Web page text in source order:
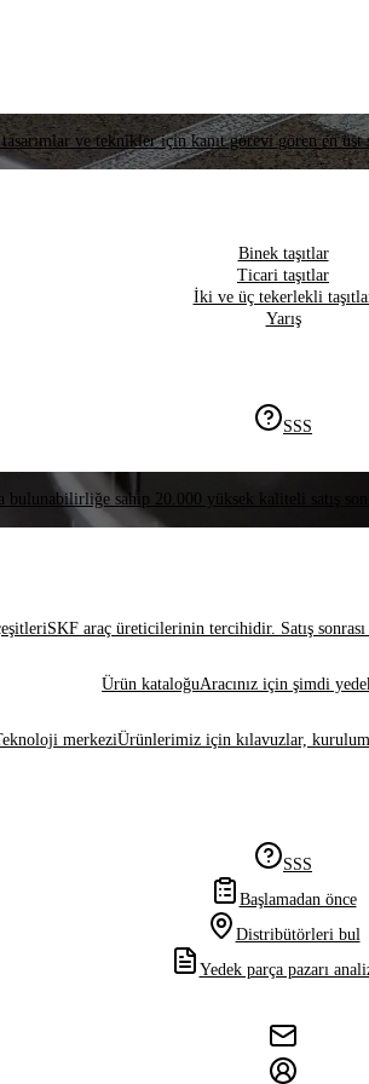
ve teknikler için kanıt görevi gören en üst
Binek taşıtlar
Ticari taşıtlar
İki ve üç tekerlekli
Yarış
SSS
bulunabilirliğe sahip 20.000 yüksek kaliteli satış
SKF araç üreticilerinin tercihidir. Satış
Ürün kataloğuAracınız için şimdi
merkeziÜrünlerimiz için kılavuzlar, kurulum
SSS
Başlamadan önce
Distribütörleri bul
Yedek parça pazarı